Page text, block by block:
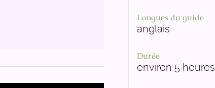
Langues du guide
anglais
Durée
environ 5 heures